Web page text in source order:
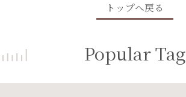
トップへ戻る
Popular Tag